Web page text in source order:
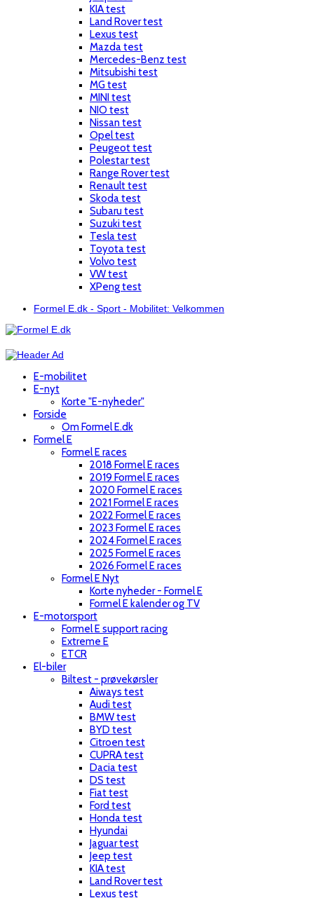
KIA test
Land Rover test
Lexus test
Mazda test
Mercedes-Benz test
Mitsubishi test
MG test
MINI test
NIO test
Nissan test
Opel test
Peugeot test
Polestar test
Range Rover test
Renault test
Skoda test
Subaru test
Suzuki test
Tesla test
Toyota test
Volvo test
VW test
XPeng test
Formel E.dk - Sport - Mobilitet: Velkommen
E-mobilitet
E-nyt
Korte "E-nyheder"
Forside
Om Formel E.dk
Formel E
Formel E races
2018 Formel E races
2019 Formel E races
2020 Formel E races
2021 Formel E races
2022 Formel E races
2023 Formel E races
2024 Formel E races
2025 Formel E races
2026 Formel E races
Formel E Nyt
Korte nyheder - Formel E
Formel E kalender og TV
E-motorsport
Formel E support racing
Extreme E
ETCR
El-biler
Biltest - prøvekørsler
Aiways test
Audi test
BMW test
BYD test
Citroen test
CUPRA test
Dacia test
DS test
Fiat test
Ford test
Honda test
Hyundai
Jaguar test
Jeep test
KIA test
Land Rover test
Lexus test